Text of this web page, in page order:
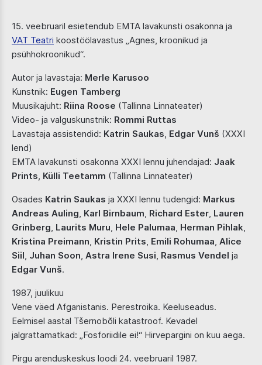
15. veebruaril esietendub EMTA lavakunsti osakonna ja
VAT Teatri koostöölavastus „Agnes, kroonikud ja
psühhokroonikud“.
Autor ja lavastaja: Merle Karusoo
Kunstnik: Eugen Tamberg
Muusikajuht: Riina Roose (Tallinna Linnateater)
Video- ja valguskunstnik: Rommi Ruttas
Lavastaja assistendid: Katrin Saukas, Edgar Vunš (XXXI
lend)
EMTA lavakunsti osakonna XXXI lennu juhendajad: Jaak
Prints, Külli Teetamm (Tallinna Linnateater)
Osades Katrin Saukas ja XXXI lennu tudengid: Markus
Andreas Auling, Karl Birnbaum, Richard Ester, Lauren
Grinberg, Laurits Muru, Hele Palumaa, Herman Pihlak,
Kristina Preimann, Kristin Prits, Emili Rohumaa, Alice
Siil, Juhan Soon, Astra Irene Susi, Rasmus Vendel ja
Edgar Vunš.
1987, juulikuu
Vene väed Afganistanis. Perestroika. Keeluseadus.
Eelmisel aastal Tšernobõli katastroof. Kevadel
jalgrattamatkad: „Fosforiidile ei!“ Hirvepargini on kuu aega.
Pirgu arenduskeskus loodi 24. veebruaril 1987.